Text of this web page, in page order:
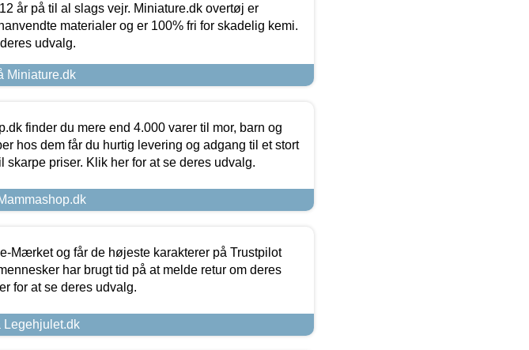
år på til al slags vejr. Miniature.dk overtøj er
materialer og er 100% fri for skadelig kemi.
udvalg.
Miniature.dk
finder du mere end 4.000 varer til mor, barn og
hos dem får du hurtig levering og adgang til et stort
skarpe priser. Klik her for at se deres udvalg.
Mærket og får de højeste karakterer på Trustpilot
har brugt tid på at melde retur om deres
for at se deres udvalg.
Legehjulet.dk